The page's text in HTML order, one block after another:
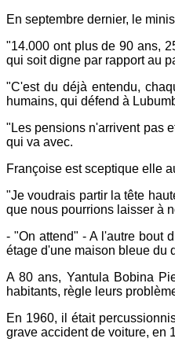
En septembre dernier, le
"14.000 ont plus de 90 ans,
qui soit digne par rapport au
"C'est du déjà entendu,
humains, qui défend à
"Les pensions n'arrivent pas
qui va avec.
Françoise est sceptique elle
"Je voudrais partir la tête
que nous pourrions laisser à
- "On attend" - A l'autre bout
étage d'une maison bleue du
A 80 ans, Yantula Bobina
habitants, règle leurs
En 1960, il était
grave accident de voiture, en